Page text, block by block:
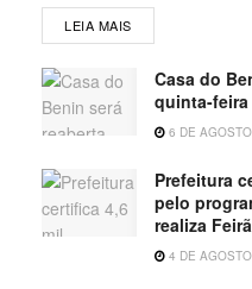
LEIA MAIS
Casa do
quinta-feira
6 DE
Prefeitura
pelo
realiza
4 DE